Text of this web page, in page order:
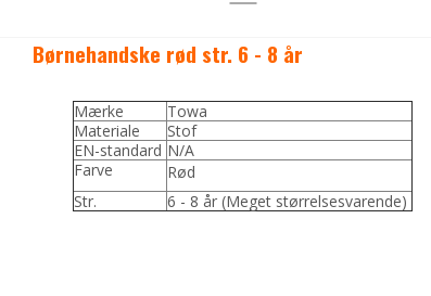
Børnehandske rød str. 6 - 8 år
Mærke
Towa
Materiale
Stof
EN-standard N/A
Farve
Rød
Str.
6 - 8 år (Meget størrelsesvarende)